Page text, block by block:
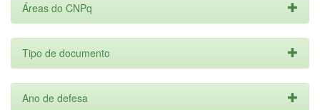
Áreas do CNPq
Tipo de documento
Ano de defesa